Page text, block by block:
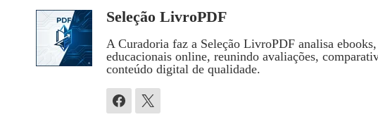
Seleção LivroPDF
A Curadoria faz a Seleção LivroPDF analisa
educacionais online, reunindo avaliações,
conteúdo digital de qualidade.